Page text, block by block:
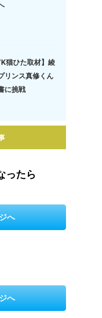
猫ひた取材】綾
リンス真修くん
に挑戦
ったら
へ
へ